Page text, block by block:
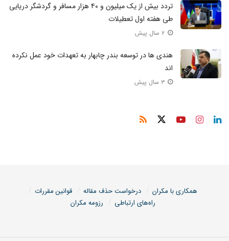
تردد بیش از یک میلیون و ۴۰ هزار مسافر و گردشگر دریایی
طی هفته اول تعطیلات
هندی‌ ها در توسعه بندر چابهار به تعهدات خود عمل نکرده
اند
همکاری با مکران درخواست حذف مقاله
قوانین مقررات
راه‌های ارتباطی
رزومه مکران